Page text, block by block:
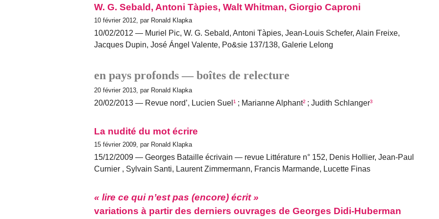
W. G. Sebald, Antoni Tàpies, Walt Whitman, Giorgio Caproni
10 février 2012, par Ronald Klapka
10/02/2012 — Muriel Pic, W. G. Sebald, Antoni Tàpies, Jean-Louis Schefer, Alain Freixe,
Jacques Dupin, José Ángel Valente, Po&sie 137/138, Galerie Lelong
en pays profonds — boîtes de relecture
20 février 2013, par Ronald Klapka
20/02/2013 — Revue nord’, Lucien Suel ¹ ; Marianne Alphant² ; Judith Schlanger³
La nudité du mot écrire
15 février 2009, par Ronald Klapka
15/12/2009 — Georges Bataille écrivain — revue Littérature n° 152, Denis Hollier, Jean-Paul
Curnier , Sylvain Santi, Laurent Zimmermann, Francis Marmande, Lucette Finas
« lire ce qui n’est pas (encore) écrit »
variations à partir des derniers ouvrages de Georges Didi-Huberman